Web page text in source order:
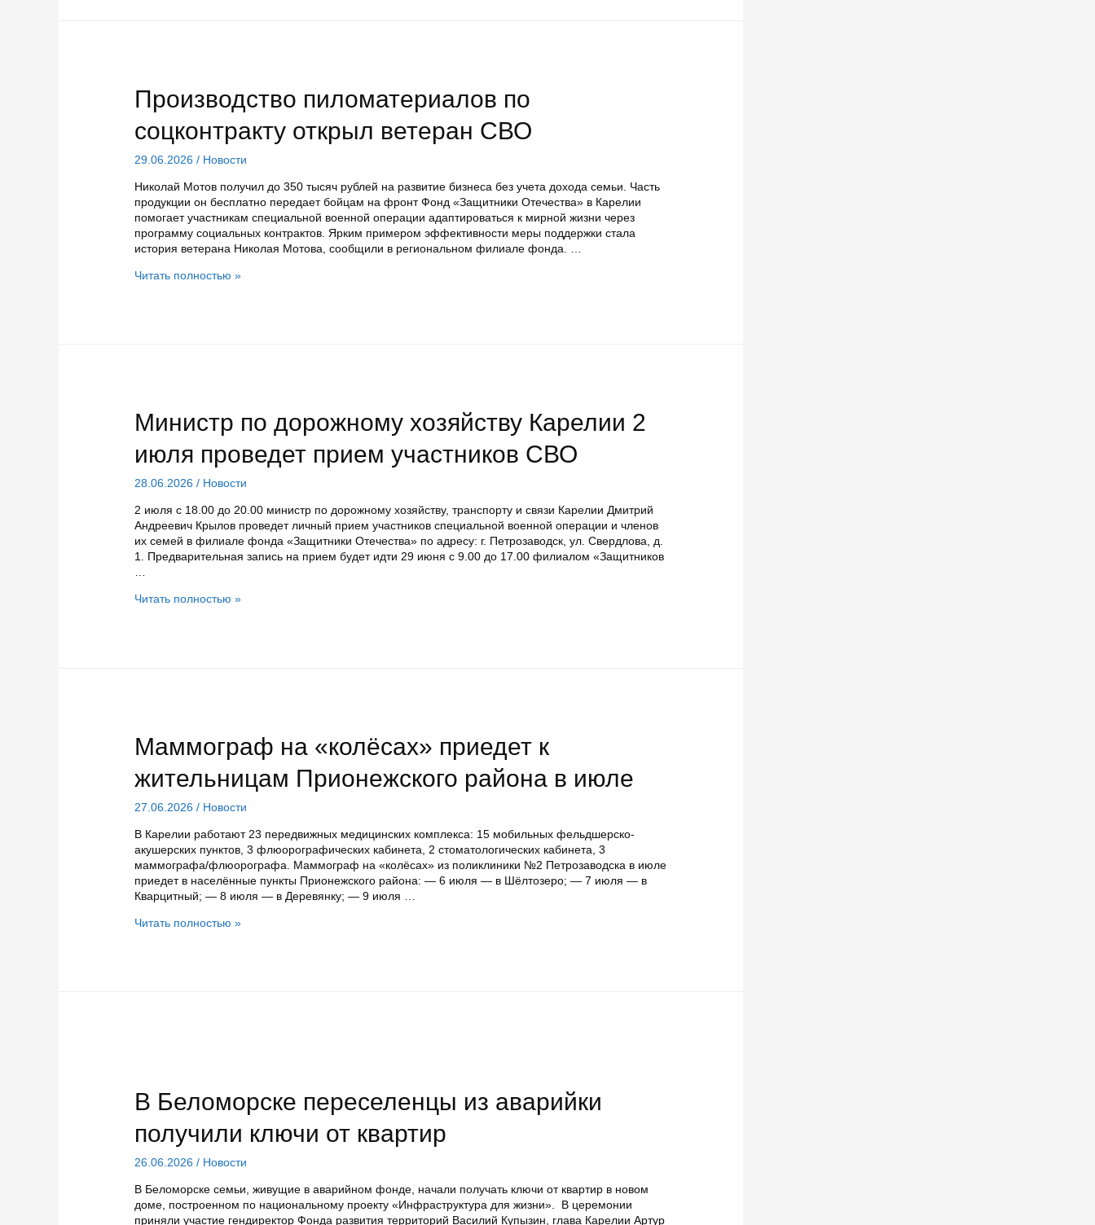
Производство пиломатериалов по
соцконтракту открыл ветеран СВО
29.06.2026 / Новости
Николай Мотов получил до 350 тысяч рублей на развитие бизнеса без учета дохода семьи. Часть
продукции он бесплатно передает бойцам на фронт Фонд «Защитники Отечества» в Карелии
помогает участникам специальной военной операции адаптироваться к мирной жизни через
программу социальных контрактов. Ярким примером эффективности меры поддержки стала
история ветерана Николая Мотова, сообщили в региональном филиале фонда. …
Производство
Читать полностью »
Министр по дорожному хозяйству Карелии 2
июля проведет прием участников СВО
28.06.2026 / Новости
2 июля с 18.00 до 20.00 министр по дорожному хозяйству, транспорту и связи Карелии Дмитрий
Андреевич Крылов проведет личный прием участников специальной военной операции и членов
их семей в филиале фонда «Защитники Отечества» по адресу: г. Петрозаводск, ул. Свердлова, д.
1. Предварительная запись на прием будет идти 29 июня с 9.00 до 17.00 филиалом «Защитников
…
Министр
участников
СВО
Читать полностью »
Маммограф на «колёсах» приедет к
жительницам Прионежского района в июле
27.06.2026 / Новости
В Карелии работают 23 передвижных медицинских комплекса: 15 мобильных фельдшерско-
акушерских пунктов, 3 флюорографических кабинета, 2 стоматологических кабинета, 3
маммографа/флюорографа. Маммограф на «колёсах» из поликлиники №2 Петрозаводска в июле
приедет в населённые пункты Прионежского района: — 6 июля — в Шёлтозеро; — 7 июля — в
Кварцитный; — 8 июля — в Деревянку; — 9 июля …
Маммограф
Читать полностью »
В Беломорске переселенцы из аварийки
получили ключи от квартир
26.06.2026 / Новости
В Беломорске семьи, живущие в аварийном фонде, начали получать ключи от квартир в новом
доме, построенном по национальному проекту «Инфраструктура для жизни». В церемонии
приняли участие гендиректор Фонда развития территорий Василий Купызин, глава Карелии Артур